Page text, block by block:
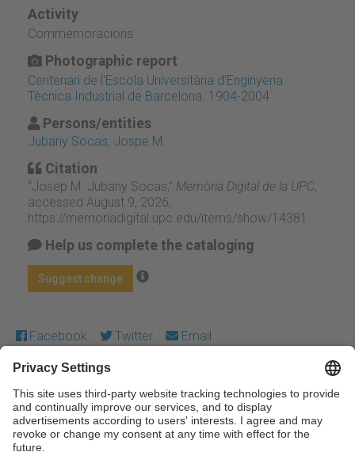
Activity
Commemoracions
Photographic report
Centenari de l'Escola Universitària d'Enginyeria
Tècnica Industrial de Barcelona. 1904-2004
Persons/entities
Jubany Socas, Jospe M.
Citation
“Josep M. Jubany Socas,” Memòria Digital de la UPC,
accessed August 9, 2026,
https://memoriadigital.upc.edu/items/show/14381 .
Help us complete the cataloging
Suggest change
Facebook Twitter Email
Except where otherwise noted, content on this work is
licensed under a Creative Commons license:Attribution-
NonCommercial-NoDerivs 3.0 Spain